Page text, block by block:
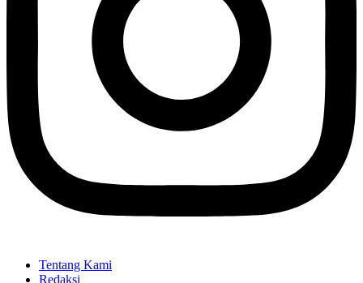
Tentang Kami
Redaksi